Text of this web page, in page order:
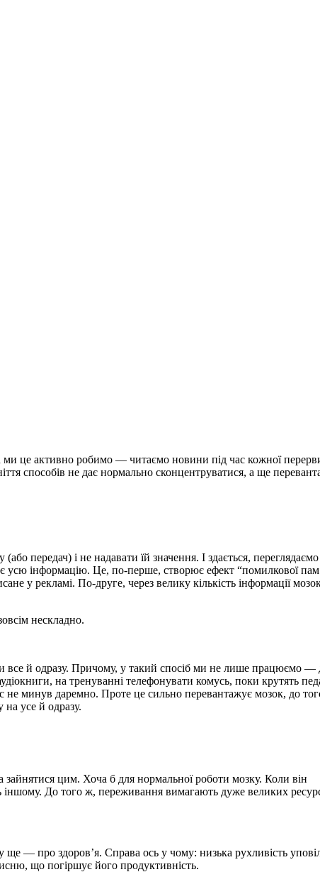
ми це активно робимо — читаємо новини під час кожної
способів не дає нормально сконцентруватися, а ще
передач) і не надавати їй значення. І здається, переглядаємо
інформацію. Це, по-перше, створює ефект “помилкової
у рекламі. По-друге, через велику кількість інформації
нескладно.
все й одразу. Причому, у такий спосіб ми не лише працюємо —
на тренуванні телефонувати комусь, поки крутять
не минув даремно. Проте це сильно перевантажує мозок, до
усе й одразу.
зайнятися цим. Хоча б для нормальної роботи мозку. Коли він
іншому. До того ж, переживання вимагають дуже великих
— про здоров’я. Справа ось у чому: низька рухливість
що погіршує його продуктивність.